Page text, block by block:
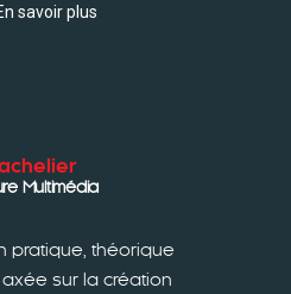
savoir plus
Multimédia
pratique, théorique
sur la création